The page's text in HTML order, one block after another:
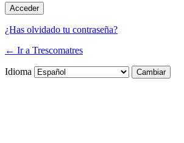
¿Has olvidado tu contraseña?
← Ir a Trescomatres
Idioma